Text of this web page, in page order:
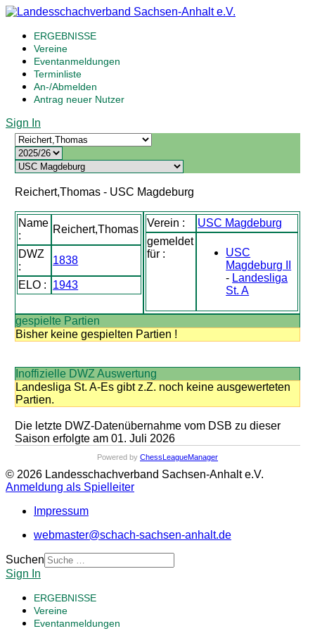
ERGEBNISSE
Vereine
Eventanmeldungen
Terminliste
An-/Abmelden
Antrag neuer Nutzer
Sign In
Reichert,Thomas - USC Magdeburg
Name
:
Reichert,Thomas
DWZ
:
1838
ELO : 1943
Verein :
USC Magdeburg
gemeldet
für :
USC
Magdeburg II
- Landesliga
St. A
gespielte Partien
Bisher keine gespielten Partien !
Inoffizielle DWZ Auswertung
Landesliga St. A-Es gibt z.Z. noch keine ausgewerteten
Partien.
Die letzte DWZ-Datenübernahme vom DSB zu dieser
Saison erfolgte am 01. Juli 2026
Powered by ChessLeagueManager
© 2026 Landesschachverband Sachsen-Anhalt e.V.
Anmeldung als Spielleiter
Impressum
webmaster@schach-sachsen-anhalt.de
Suchen
Sign In
ERGEBNISSE
Vereine
Eventanmeldungen